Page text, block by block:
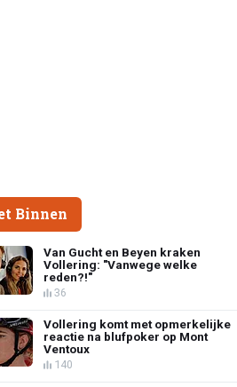
Binnen
Van Gucht en Beyen kraken
Vollering: "Vanwege welke
reden?!"
36
Vollering komt met opmerkelijke
reactie na blufpoker op Mont
Ventoux
140